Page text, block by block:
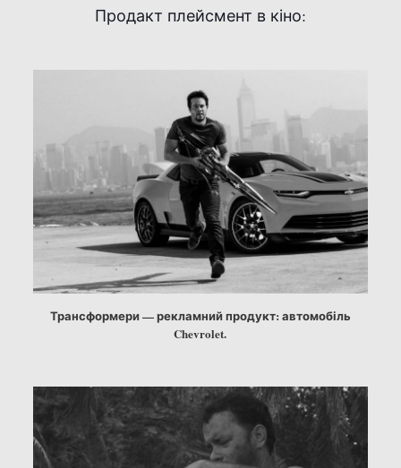
Продакт плейсмент в кіно:
Трансформери — рекламний продукт: автомобіль
Chevrolet.